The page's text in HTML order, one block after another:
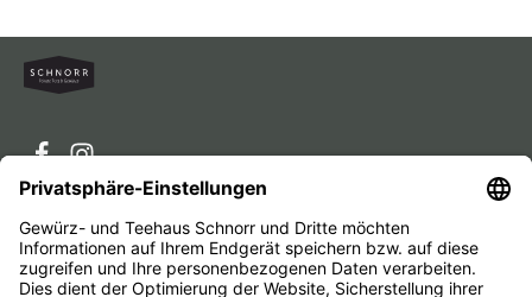
Service-Hotline
Service